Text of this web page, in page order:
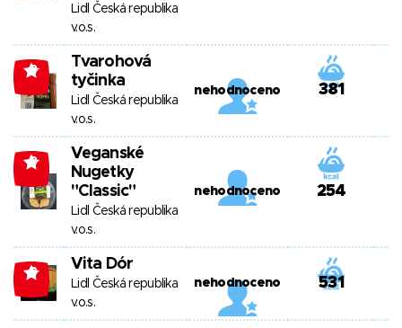
Lidl Česká republika
v.o.s.
-3
Tvarohová
tyčinka
Lidl Česká republika
v.o.s.
nehodnoceno 381
-3
Veganské
Nugetky
"Classic"
Lidl Česká republika
v.o.s.
nehodnoceno 254
-3 Vita Dór
Lidl Česká republika
v.o.s.
nehodnoceno 531